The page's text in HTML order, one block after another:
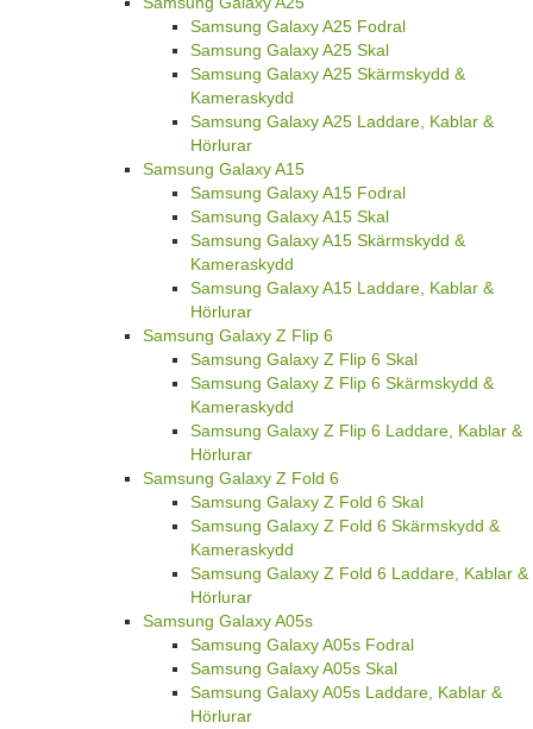
Samsung Galaxy A25 Fodral
Samsung Galaxy A25 Skal
Samsung Galaxy A25 Skärmskydd &
Kameraskydd
Samsung Galaxy A25 Laddare, Kablar &
Hörlurar
Samsung Galaxy A15
Samsung Galaxy A15 Fodral
Samsung Galaxy A15 Skal
Samsung Galaxy A15 Skärmskydd &
Kameraskydd
Samsung Galaxy A15 Laddare, Kablar &
Hörlurar
Samsung Galaxy Z Flip 6
Samsung Galaxy Z Flip 6 Skal
Samsung Galaxy Z Flip 6 Skärmskydd &
Kameraskydd
Samsung Galaxy Z Flip 6 Laddare, Kablar &
Hörlurar
Samsung Galaxy Z Fold 6
Samsung Galaxy Z Fold 6 Skal
Samsung Galaxy Z Fold 6 Skärmskydd &
Kameraskydd
Samsung Galaxy Z Fold 6 Laddare, Kablar &
Hörlurar
Samsung Galaxy A05s
Samsung Galaxy A05s Fodral
Samsung Galaxy A05s Skal
Samsung Galaxy A05s Laddare, Kablar &
Hörlurar